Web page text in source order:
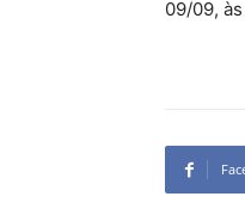
09/09,